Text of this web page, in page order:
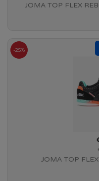
JOMA TOP FLEX
-25%
JOMA TOP